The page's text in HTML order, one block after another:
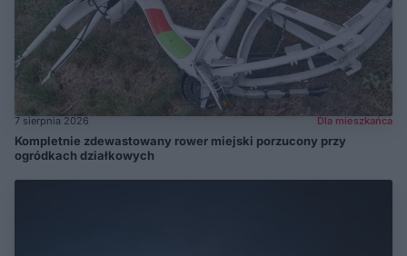
7 sierpnia 2026 Dla mieszkańca
Kompletnie zdewastowany rower miejski porzucony przy
ogródkach działkowych